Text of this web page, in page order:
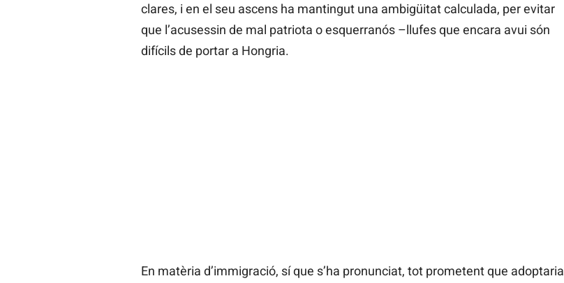
clares, i en el seu ascens ha mantingut una ambigüitat calculada, per evitar
que l’acusessin de mal patriota o esquerranós –llufes que encara avui són
difícils de portar a Hongria.
En matèria d’immigració, sí que s’ha pronunciat, tot prometent que adoptaria